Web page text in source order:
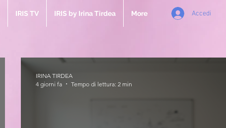
IRIS TV IRIS by Irina Tirdea More Accedi
IRINA TIRDEA
4 giorni fa
Tempo di lettura: 2 min